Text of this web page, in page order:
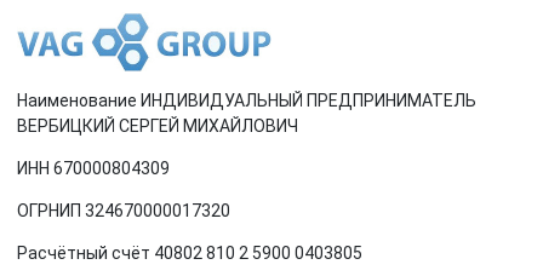
Наименование ИНДИВИДУАЛЬНЫЙ ПРЕДПРИНИМАТЕЛЬ
ВЕРБИЦКИЙ СЕРГЕЙ МИХАЙЛОВИЧ
ИНН 670000804309
ОГРНИП 324670000017320
Расчётный счёт 40802 810 2 5900 0403805